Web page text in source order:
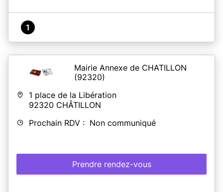
1
Mairie Annexe de CHATILLON
(92320)
1 place de la Libération
92320 CHÂTILLON
Prochain RDV : Non communiqué
Prendre rendez-vous